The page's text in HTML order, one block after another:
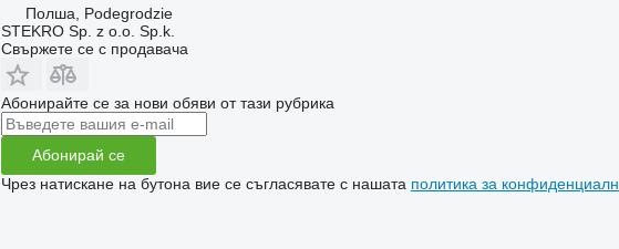
Полша, Podegrodzie
STEKRO Sp. z o.o. Sp.k.
Свържете се с продавача
Абонирайте се за нови обяви от тази рубрика
Абонирай се
Чрез натискане на бутона вие се съгласявате с нашата политика за